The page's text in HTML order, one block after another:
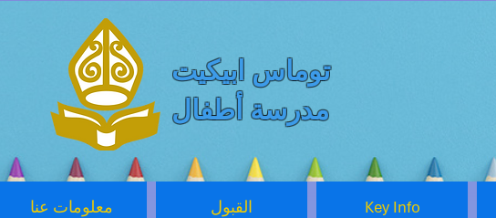
توماس ابيكيت
مدرسة أطفال
معلومات عنا القبول Key Info